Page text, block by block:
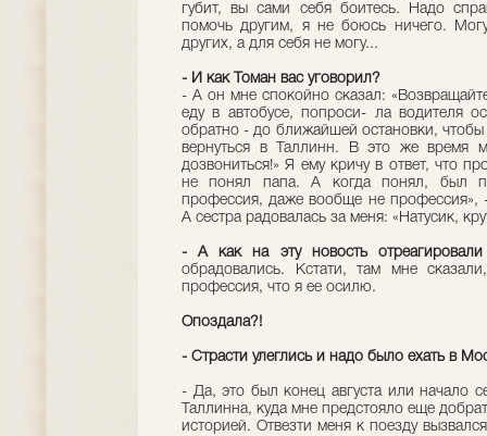
губит, вы сами себя боитесь. Надо
помочь другим, я не боюсь ничего.
других, а для себя не могу...
- И как Томан вас уговорил?
- А он мне спокойно сказал:
еду в автобусе, попроси- ла водителя
обратно - до ближайшей остановки, чтобы
вернуться в Таллинн. В это же время
дозвониться!» Я ему кричу в ответ, что
не понял папа. А когда понял, был
профессия, даже вообще не
А сестра радовалась за меня: «Натусик,
- А как на эту новость
обрадовались. Кстати, там мне
профессия, что я ее осилю.
Опоздала?!
- Страсти улеглись и надо было ехать в
- Да, это был конец августа или начало
Таллинна, куда мне предстояло еще
историей. Отвезти меня к поезду